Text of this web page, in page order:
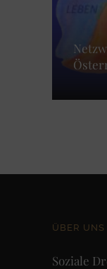
ÜBER UNS
Soziale